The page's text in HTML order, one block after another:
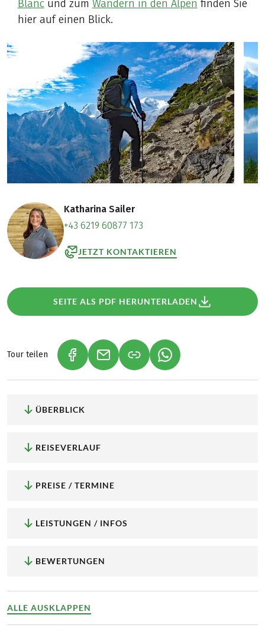
Blancund zum Wandern in den Alpen finden Sie
hier auf einen Blick.
Katharina Sailer
+43 6219 60877 173
JETZT KONTAKTIEREN
SEITE ALS PDF HERUNTERLADEN
Tour teilen (LINK ÖFFNET IN NEUEM TAB)
(LINK ÖFFNET IN NEUEM TAB)
(LINK ÖFFNET IN
ÜBERBLICK
REISEVERLAUF
PREISE / TERMINE
LEISTUNGEN / INFOS
BEWERTUNGEN
ALLE AUSKLAPPEN